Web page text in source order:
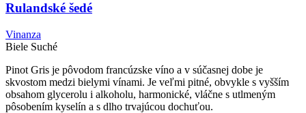
Rulandské šedé
Vinanza
Biele Suché
Pinot Gris je pôvodom francúzske víno a v súčasnej dobe je
skvostom medzi bielymi vínami. Je veľmi pitné, obvykle s vyšším
obsahom glycerolu i alkoholu, harmonické, vláčne s utlmeným
pôsobením kyselín a s dlho trvajúcou dochuťou.